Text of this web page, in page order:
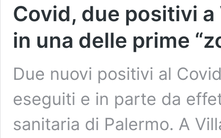
Covid, due positivi
in una delle prime
Due nuovi positivi al
eseguiti e in parte da
sanitaria di Palermo. A